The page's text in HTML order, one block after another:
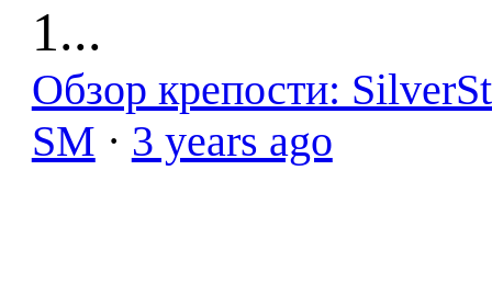
1...
Обзор крепости:
SM · 3 years ago